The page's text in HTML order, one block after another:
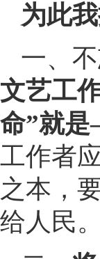
为此
一、
文艺工
命”就
工作者
之本，
给人民。